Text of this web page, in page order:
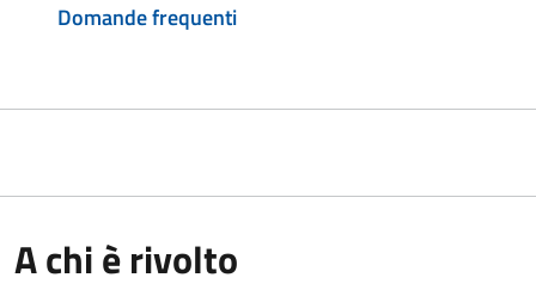
Domande frequenti
A chi è rivolto